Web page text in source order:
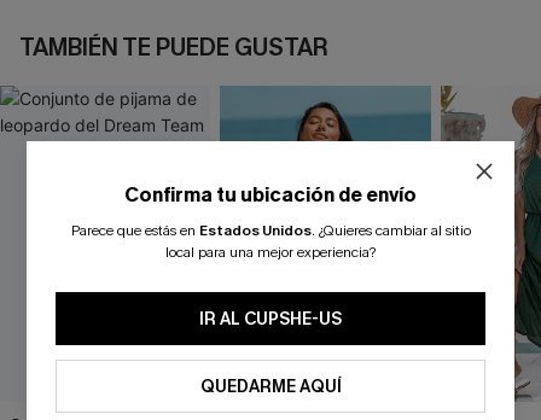
TAMBIÉN TE PUEDE GUSTAR
Confirma tu ubicación de envío
Parece que estás en Estados Unidos. ¿Quieres cambiar al sitio
local para una mejor experiencia?
IR AL CUPSHE-US
QUEDARME AQUÍ